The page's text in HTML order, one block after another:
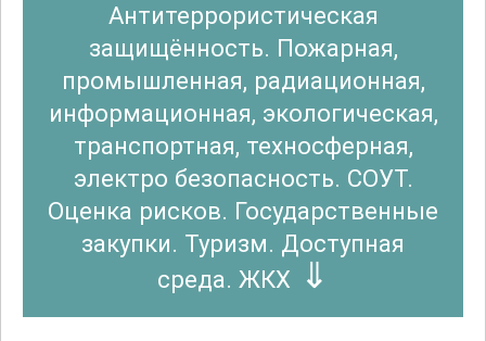
Антитеррористическая
защищённость. Пожарная,
промышленная, радиационная,
информационная, экологическая,
транспортная, техносферная,
электро безопасность. СОУТ.
Оценка рисков. Государственные
закупки. Туризм. Доступная
среда. ЖКХ